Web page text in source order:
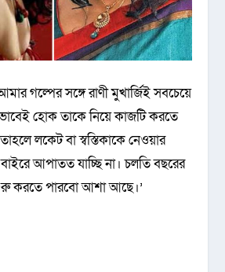
গল্পের সঙ্গে রাণী মুখার্জিই সবচেয়ে
হোক তাকে নিয়ে কাজটি করতে
লকেট বা স্বস্তিকাকে নেওয়ার
আপাতত যাচ্ছি না। চলতি বছরের
করতে পারবো আশা আছে।’